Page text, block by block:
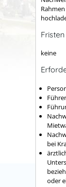
Fristen
keine
bei
oder